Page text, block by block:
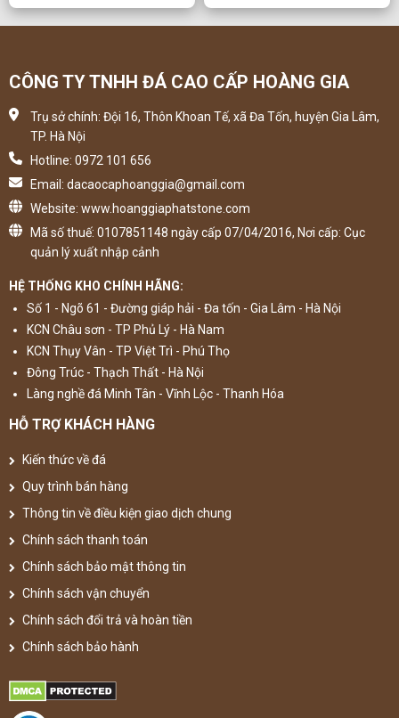
CÔNG TY TNHH ĐÁ CAO CẤP HOÀNG GIA
Trụ sở chính: Đội 16, Thôn Khoan Tế, xã Đa Tốn, huyện Gia Lâm,
TP. Hà Nội
Hotline: 0972 101 656
Email: dacaocaphoanggia@gmail.com
Website: www.hoanggiaphatstone.com
Mã số thuế: 0107851148 ngày cấp 07/04/2016, Nơi cấp: Cục
quản lý xuất nhập cảnh
HỆ THỐNG KHO CHÍNH HÃNG:
Số 1 - Ngõ 61 - Đường giáp hải - Đa tốn - Gia Lâm - Hà Nội
KCN Châu sơn - TP Phủ Lý - Hà Nam
KCN Thụy Vân - TP Việt Trì - Phú Thọ
Đông Trúc - Thạch Thất - Hà Nội
Làng nghề đá Minh Tân - Vĩnh Lộc - Thanh Hóa
HỖ TRỢ KHÁCH HÀNG
Kiến thức về đá
Quy trình bán hàng
Thông tin về điều kiện giao dịch chung
Chính sách thanh toán
Chính sách bảo mật thông tin
Chính sách vận chuyển
Chính sách đổi trả và hoàn tiền
Chính sách bảo hành